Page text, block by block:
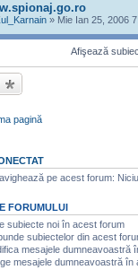
» Mie Ian 25, 2006
Afişează
pagină
pe acest forum:
FORUMULUI
subiecte noi în acest forum
subiectelor din acest
mesajele dumneavoastră
mesajele dumneavoastră în